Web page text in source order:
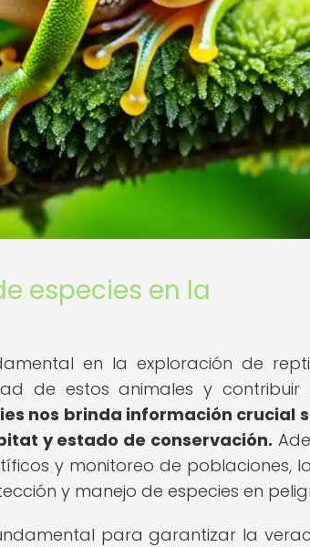
especies en la
en la exploración de
de estos animales y contribuir
nos brinda información crucial
y estado de conservación.
y monitoreo de poblaciones,
y manejo de especies en
para garantizar la